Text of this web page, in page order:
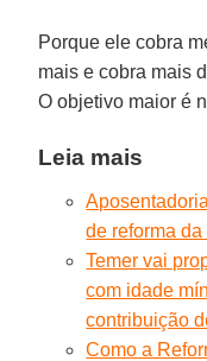
Porque ele cobra
mais e cobra mais
O objetivo maior é
Leia mais
de reforma
Temer vai
com idade
contribuição
Como a